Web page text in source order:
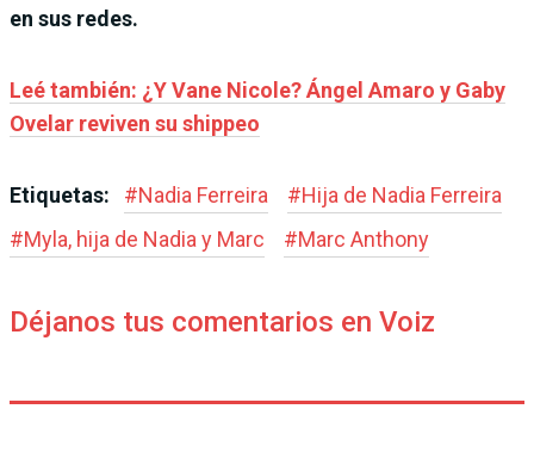
en sus redes.
Leé también: ¿Y Vane Nicole? Ángel Amaro y Gaby
Ovelar reviven su shippeo
Etiquetas: #Nadia Ferreira #Hija de Nadia Ferreira
#Myla, hija de Nadia y Marc #Marc Anthony
Déjanos tus comentarios en Voiz